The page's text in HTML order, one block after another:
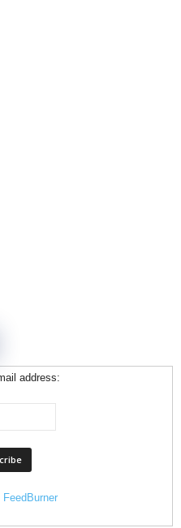
address:
FeedBurner